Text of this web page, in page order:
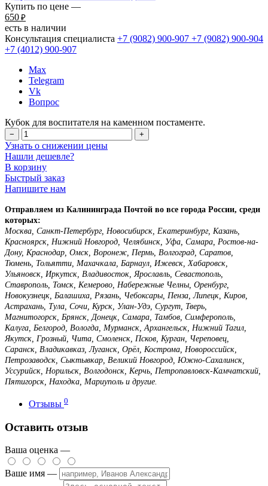
Купить по цене —
650 ₽
есть в наличии
Консультация специалиста +7 (9082) 900-907 +7 (9082) 900-904
+7 (4012) 900-907
Max
Telegram
Vk
Вопрос
Кубок для воспитателя на каменном постаменте.
− +
Узнать о снижении цены
Нашли дешевле?
В корзину
Быстрый заказ
Напишите нам
Отправляем из Калининграда Почтой во все города России, среди
которых:
Москва, Санкт-Петербург, Новосибирск, Екатеринбург, Казань,
Красноярск, Нижний Новгород, Челябинск, Уфа, Самара, Ростов-на-
Дону, Краснодар, Омск, Воронеж, Пермь, Волгоград, Саратов,
Тюмень, Тольятти, Махачкала, Барнаул, Ижевск, Хабаровск,
Ульяновск, Иркутск, Владивосток, Ярославль, Севастополь,
Ставрополь, Томск, Кемерово, Набережные Челны, Оренбург,
Новокузнецк, Балашиха, Рязань, Чебоксары, Пенза, Липецк, Киров,
Астрахань, Тула, Сочи, Курск, Улан-Удэ, Сургут, Тверь,
Магнитогорск, Брянск, Донецк, Самара, Тамбов, Симферополь,
Калуга, Белгород, Вологда, Мурманск, Архангельск, Нижний Тагил,
Якутск, Грозный, Чита, Смоленск, Псков, Курган, Череповец,
Саранск, Владикавказ, Луганск, Орёл, Кострома, Новороссийск,
Петрозаводск, Сыктывкар, Великий Новгород, Южно-Сахалинск,
Уссурийск, Норильск, Волгодонск, Керчь, Петропавловск-Камчатский,
Пятигорск, Находка, Мариуполь и другие.
Отзывы 0
Оставить отзыв
Ваша оценка —
Ваше имя —